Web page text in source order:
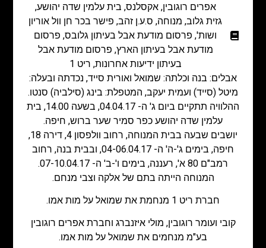
אפרים רוגובין,אקסלנס, בית עלמין שדה יהושע,
גזית גלוב, מנוחה, ס.ע.ן זהב, פישר בכר חן וול אוריון
ושות', פרסום מודעת אבל בעיתון גלובס, פרסום
מודעת אבל בעיתון הארץ, פרסום מודעת אבל
בעיתון ידיעות אחרונות, ריט 1
אבלים: בנה וכלתה: שמואל ואורית סייד, נכדתה ובעלה:
מיטל (סייד) ועמית יעקב, המטפלת: בינג (סילביה) סנטו.
ההלוויה תתקיים ביום ג' ה- 04.04.17, בשעה 14.00, בית
עלמין שדה יהושע כפר סמיר שער ברוש, חיפה.
יושבים שבעה בבית המנוחה, רחוב וולפסון 4, דירה 18,
חיפה, בימים ג'-ה' ה- 04-06.04.17, ובבית בנה, רחוב
רמב"ם 80 א', רעננה, בימים ו'-ב' ה- 07-10.04.17.
המנוחה הייתה בתם של אלקה וצבי מנחם.
חברת ריט 1 מנחמת את שמואל על מות אמו.
קובי ועומר רוגובין, מולי איזנברג וחברת אפרים רוגובין
בע"מ מנחמים את שמואל על מות אמו.